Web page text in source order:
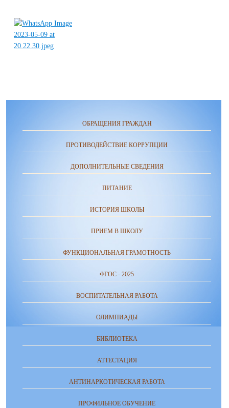
ОБРАЩЕНИЯ ГРАЖДАН
ПРОТИВОДЕЙСТВИЕ КОРРУПЦИИ
ДОПОЛНИТЕЛЬНЫЕ СВЕДЕНИЯ
ПИТАНИЕ
ИСТОРИЯ ШКОЛЫ
ПРИЕМ В ШКОЛУ
ФУНКЦИОНАЛЬНАЯ ГРАМОТНОСТЬ
ФГОС - 2025
ВОСПИТАТЕЛЬНАЯ РАБОТА
ОЛИМПИАДЫ
БИБЛИОТЕКА
АТТЕСТАЦИЯ
АНТИНАРКОТИЧЕСКАЯ РАБОТА
ПРОФИЛЬНОЕ ОБУЧЕНИЕ